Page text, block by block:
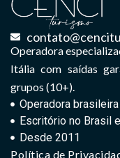
Operadora
Itália com saídas
grupos (10+).
Operadora
Escritório no Brasil
Desde 2011
Política de